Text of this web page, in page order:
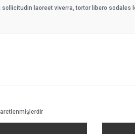
laoreet viverra, tortor libero sodales